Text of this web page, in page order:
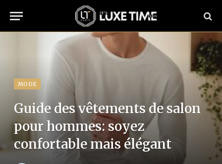
MODE
Guide des vêtements de salon
pour hommes: soyez
confortable mais élégant